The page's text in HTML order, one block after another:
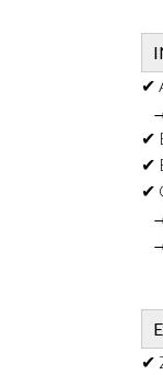
✔
✔
✔
✔
✔